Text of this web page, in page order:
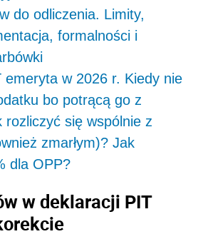
do odliczenia. Limity,
formalności i
emeryta w 2026 r. Kiedy nie
bo potrącą go z
się wspólnie z
zmarłym)? Jak
dla OPP?
w deklaracji PIT